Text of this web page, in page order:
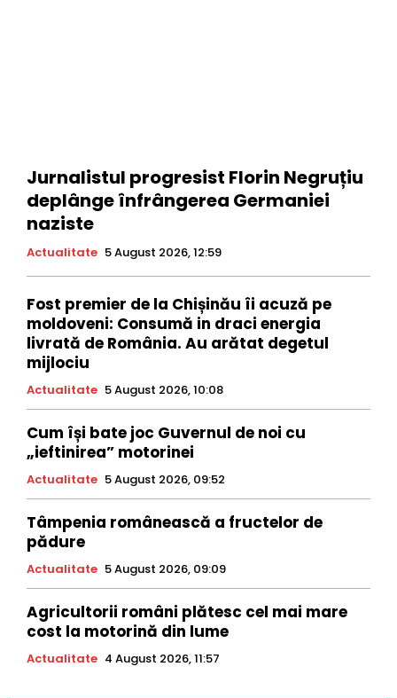
Jurnalistul progresist Florin Negruțiu
deplânge înfrângerea Germaniei
naziste
Actualitate 5 August 2026, 12:59
Fost premier de la Chișinău îi acuză pe
moldoveni: Consumă in draci energia
livrată de România. Au arătat degetul
mijlociu
Actualitate 5 August 2026, 10:08
Cum își bate joc Guvernul de noi cu
„ieftinirea” motorinei
Actualitate 5 August 2026, 09:52
Tâmpenia românească a fructelor de
pădure
Actualitate 5 August 2026, 09:09
Agricultorii români plătesc cel mai mare
cost la motorină din lume
Actualitate 4 August 2026, 11:57